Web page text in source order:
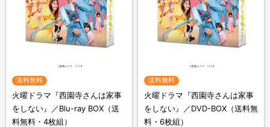
送料無料
火曜ドラマ『西園寺さんは家事
をしない』／Blu-ray BOX（送
料無料・4枚組）
送料無料
火曜ドラマ『西園寺さんは家事
をしない』／DVD-BOX（送料無
料・6枚組）